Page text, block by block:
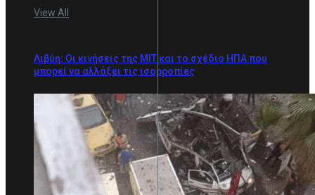
View All
Λιβύη: Οι κινήσεις της ΜΙΤ και το σχέδιο ΗΠΑ που
μπορεί να αλλάξει τις ισορροπίες